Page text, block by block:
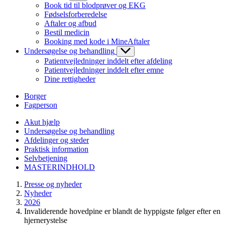
Book tid til blodprøver og EKG
Fødselsforberedelse
Aftaler og afbud
Bestil medicin
Booking med kode i MineAftaler
Undersøgelse og behandling
Patientvejledninger inddelt efter afdeling
Patientvejledninger inddelt efter emne
Dine rettigheder
Borger
Fagperson
Akut hjælp
Undersøgelse og behandling
Afdelinger og steder
Praktisk information
Selvbetjening
MASTERINDHOLD
Presse og nyheder
Nyheder
2026
Invaliderende hovedpine er blandt de hyppigste følger efter en
hjernerystelse